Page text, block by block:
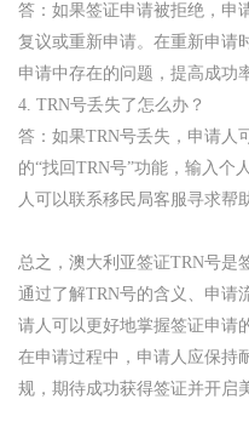
答：如果签证申请被拒绝，申
复议或重新申请。在重新申请
申请中存在的问题，提高成功
4. TRN号丢失了怎么办？
答：如果TRN号丢失，申请人
的“找回TRN号”功能，输入个
人可以联系移民局客服寻求帮
总之，澳大利亚签证TRN号是
通过了解TRN号的含义、申请
请人可以更好地掌握签证申请
在申请过程中，申请人应保持
规，期待成功获得签证并开启